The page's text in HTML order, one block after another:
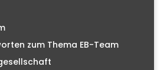
zum Thema EB-Team